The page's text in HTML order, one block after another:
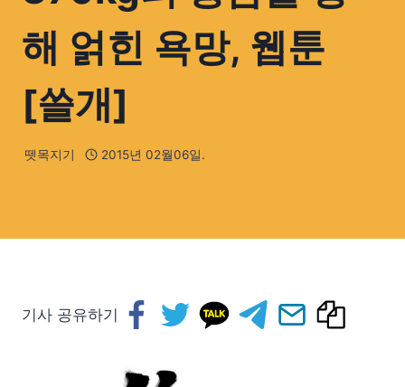
해 얽힌 욕망, 웹툰
[쓸개]
뗏목지기 2015년 02월06일.
기사 공유하기